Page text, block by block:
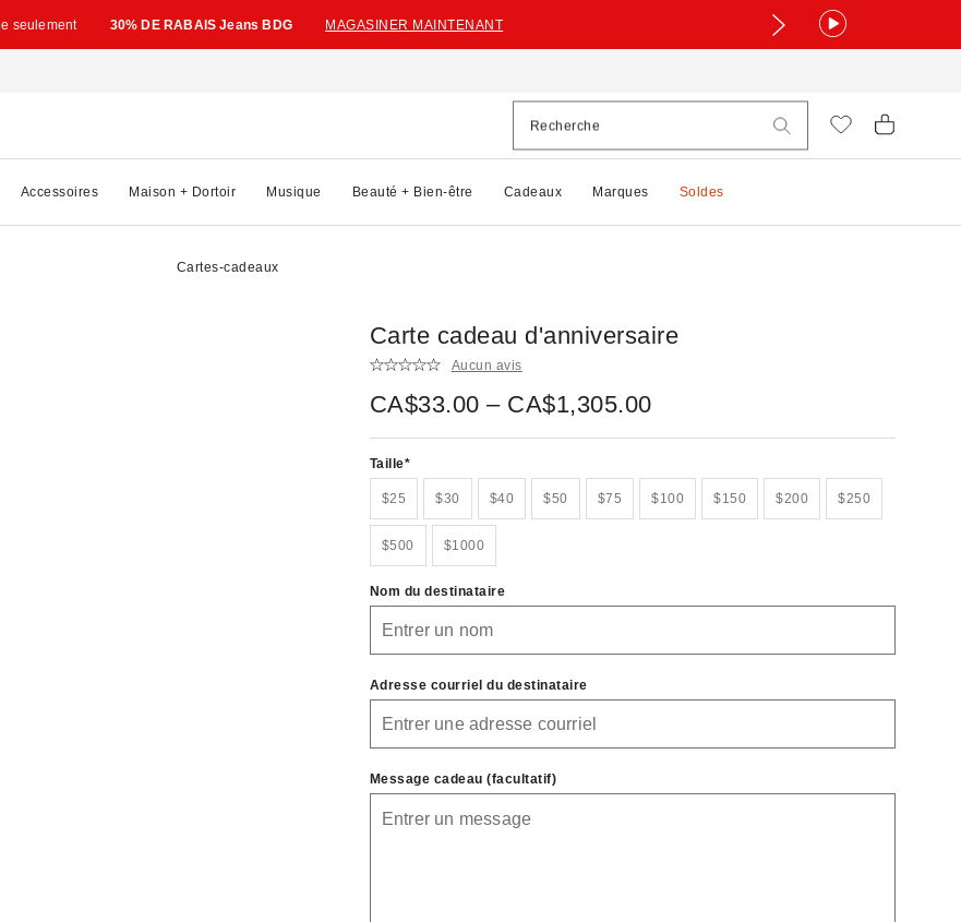
seulement 30% DE RABAIS Jeans BDG MAGASINER MAINTENANT
Accessoires Maison + Dortoir Musique Beauté + Bien-être Cadeaux Marques Soldes
Cartes-cadeaux
Carte cadeau d'anniversaire
Aucun avis
CA$33.00 – CA$1,305.00
Taille
$25 $30 $40 $50 $75 $100 $150 $200 $250
$500 $1000
Nom du destinataire
Adresse courriel du destinataire
Message cadeau (facultatif)